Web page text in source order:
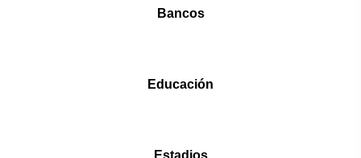
Bancos
Educación
Estadios